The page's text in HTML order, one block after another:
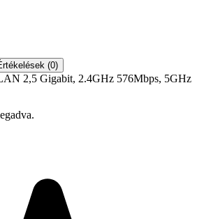
(0)
2,5 Gigabit, 2.4GHz 576Mbps, 5GHz